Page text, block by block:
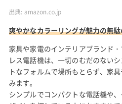
出典: amazon.co.jp
爽やかなカラーリングが魅力の無
家具や家電のインテリアブランド
レス電話機は、一切のむだのない
トなフォルムで場所もとらず、家
みます。
シンプルでコンパクトな電話機や